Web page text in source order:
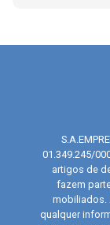
01.349.245/
artigos de
fazem
mobiliados.
qualquer